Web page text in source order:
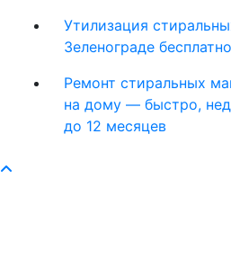
Утилизация
Зеленограде бесплатно
Ремонт стиральных
на дому — быстро,
до 12 месяцев